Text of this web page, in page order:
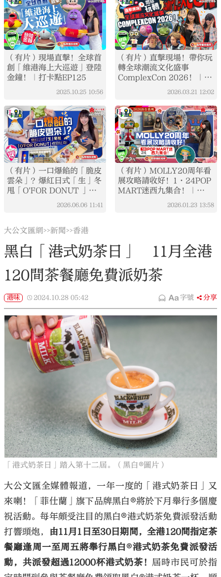
（有片）現場直擊！全球首
創「維港海上大巡遊」登陸
金鐘！｜打卡點EP125
2025.10.25 10:56
（有片）直擊現場！帶你玩
轉全球潮流文化盛事
ComplexCon 2026！｜香
2026.03.21 12:02
（有片）一口爆餡的「脆皮
雲朵」？爆紅日式「生」冬
甩「O'FOR DONUT 」登
陸旺角！｜點妹•打卡
2026.06.06 11:41
（有片）MOLLY20周年看
展攻略請收好！1·24POP
MART迷西九集合！｜
2026新春系列｜打卡點
2026.01.23 13:58
大公文匯網>>新聞>>香港
黑白「港式奶茶日」 11月全港
120間茶餐廳免費派奶茶
港味 2024.10.28 05:42 字號 分享
「港式奶茶日」踏入第十二屆。（黑白®️圖片）
大公文匯全媒體報道，一年一度的「港式奶茶日」又
來喇！「菲仕蘭」旗下品牌黑白®️將於下月舉行多個慶
祝活動。每年頗受注目的黑白®️港式奶茶免費派發活動
打響頭炮，
由11月1日至30日期間，全港120間指定茶
餐廳逢周一至周五將舉行黑白®️港式奶茶免費派發活
動，共派發超過12000杯港式奶茶！ 屆時市民可於指